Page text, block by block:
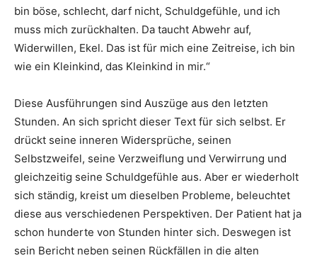
bin böse, schlecht, darf nicht, Schuldgefühle, und ich
muss mich zurückhalten. Da taucht Abwehr auf,
Widerwillen, Ekel. Das ist für mich eine Zeitreise, ich bin
wie ein Kleinkind, das Kleinkind in mir.“
Diese Ausführungen sind Auszüge aus den letzten
Stunden. An sich spricht dieser Text für sich selbst. Er
drückt seine inneren Widersprüche, seinen
Selbstzweifel, seine Verzweiflung und Verwirrung und
gleichzeitig seine Schuldgefühle aus. Aber er wiederholt
sich ständig, kreist um dieselben Probleme, beleuchtet
diese aus verschiedenen Perspektiven. Der Patient hat ja
schon hunderte von Stunden hinter sich. Deswegen ist
sein Bericht neben seinen Rückfällen in die alten